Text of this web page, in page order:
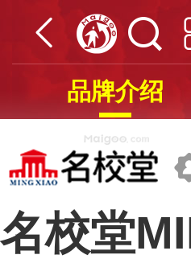
品牌介绍
名校堂